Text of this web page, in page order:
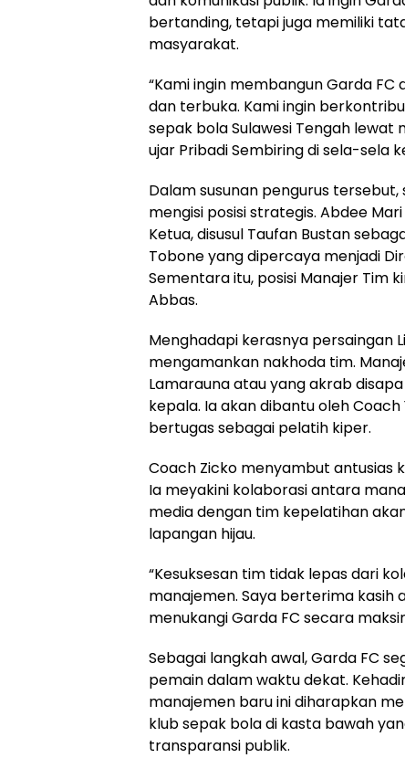
bertanding, tetapi juga memiliki
masyarakat.
“Kami ingin membangun Garda
dan terbuka. Kami ingin
sepak bola Sulawesi Tengah lewat
ujar Pribadi Sembiring di sela-sela
Dalam susunan pengurus
mengisi posisi strategis. Abdee
Ketua, disusul Taufan Bustan
Tobone yang dipercaya menjadi
Sementara itu, posisi Manajer Tim
Abbas.
Menghadapi kerasnya persaingan
mengamankan nakhoda tim.
Lamarauna atau yang akrab
kepala. Ia akan dibantu oleh
bertugas sebagai pelatih kiper.
Coach Zicko menyambut antusias
Ia meyakini kolaborasi antara
media dengan tim kepelatihan
lapangan hijau.
“Kesuksesan tim tidak lepas dari
manajemen. Saya berterima kasih
menukangi Garda FC secara
Sebagai langkah awal, Garda FC
pemain dalam waktu dekat.
manajemen baru ini diharapkan
klub sepak bola di kasta bawah
transparansi publik.